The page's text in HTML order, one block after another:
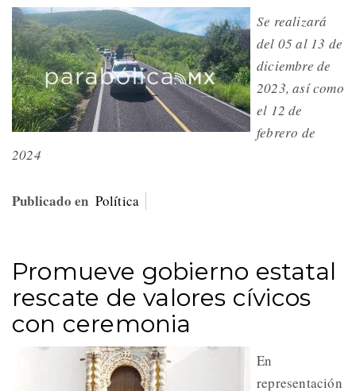
Se realizará
del 05 al 13 de
diciembre de
2023, así como
el 12 de
febrero de
2024
Publicado en Política
Promueve gobierno estatal
rescate de valores cívicos
con ceremonia
En
representación